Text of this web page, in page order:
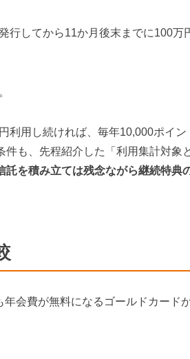
行してから11か月後末までに100万
利用し続ければ、毎年10,000ポイン
件も、先程紹介した「利用集計対象
託を積み立ては残念ながら継続特典
会費が無料になるゴールドカード